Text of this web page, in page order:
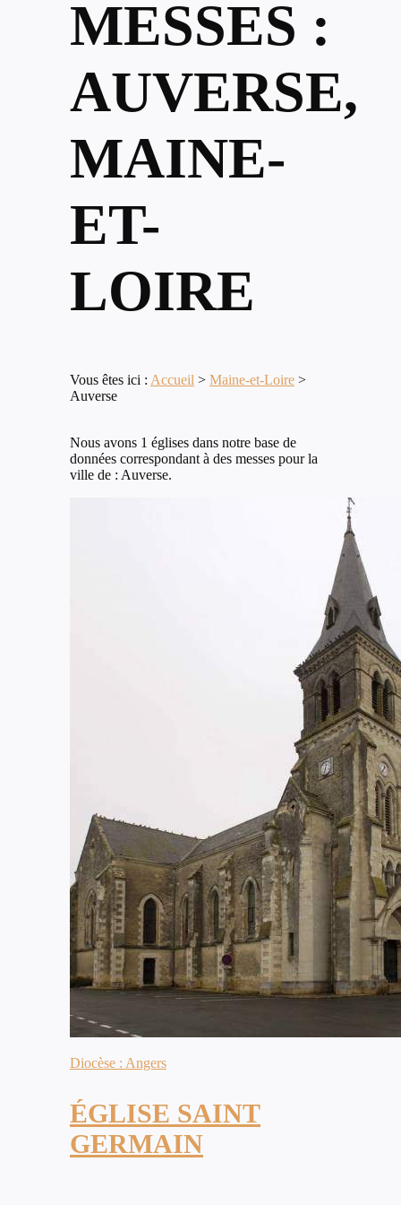
MESSES :
AUVERSE,
MAINE-
ET-
LOIRE
Vous êtes ici : Accueil > Maine-et-Loire >
Auverse
Nous avons 1 églises dans notre base de
données correspondant à des messes pour la
ville de : Auverse.
Diocèse : Angers
ÉGLISE SAINT
GERMAIN